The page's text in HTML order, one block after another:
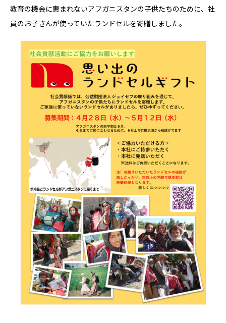
教育の機会に恵まれないアフガニスタンの子供たちのために、社
員のお子さんが使っていたランドセルを寄贈しました。